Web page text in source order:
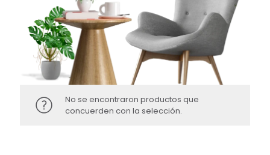
No se encontraron productos que
concuerden con la selección.